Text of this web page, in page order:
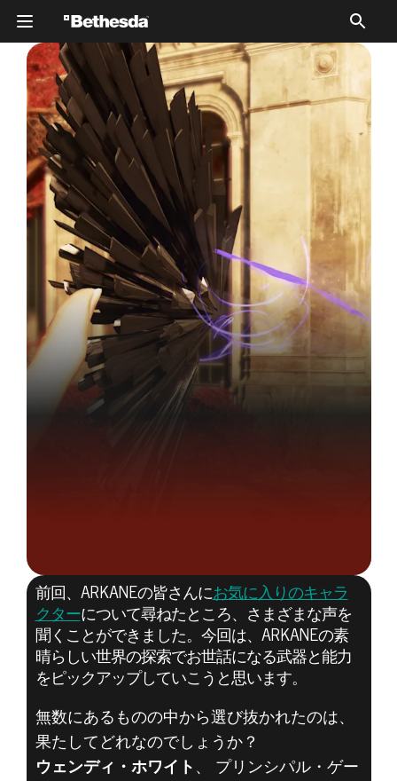
前回、ARKANEの皆さんにお気に入りのキャラ
クターについて尋ねたところ、さまざまな声を
聞くことができました。今回は、ARKANEの素
晴らしい世界の探索でお世話になる武器と能力
をピックアップしていこうと思います。
無数にあるものの中から選び抜かれたのは、
果たしてどれなのでしょうか？
ウェンディ・ホワイト 、 プリンシパル・ゲー